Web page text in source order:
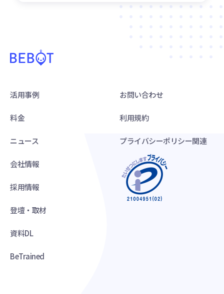
活用事例
料金
ニュース
会社情報
採用情報
登壇・取材
資料DL
BeTrained
お問い合わせ
利用規約
プライバシーポリシー関連